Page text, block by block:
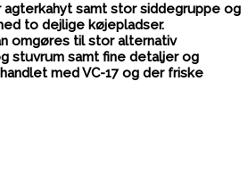
samt stor siddegruppe og
to dejlige køjepladser.
omgøres til stor alternativ
stuvrum samt fine detaljer og
med VC-17 og der friske